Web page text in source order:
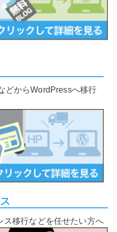
どからWordPressへ移行
ス移行などを任せたい方へ